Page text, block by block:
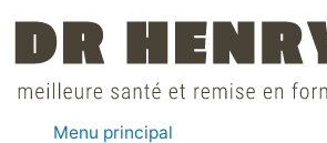
Menu principal